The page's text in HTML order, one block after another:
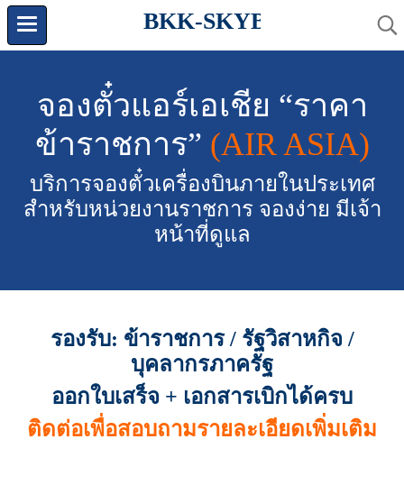
BKK-
จองตั๋วแอร์เอเชีย “ราคา
ข้าราชการ” (AIR ASIA)
บริการจองตั๋วเครื่องบินภายในประเทศ
สำหรับหน่วยงานราชการ จองง่าย มีเจ้า
หน้าที่ดูแล
รองรับ: ข้าราชการ / รัฐวิสาหกิจ /
บุคลากรภาครัฐ
ออกใบเสร็จ + เอกสารเบิกได้ครบ
ติดต่อเพื่อสอบถามรายละเอียดเพิ่มเติม